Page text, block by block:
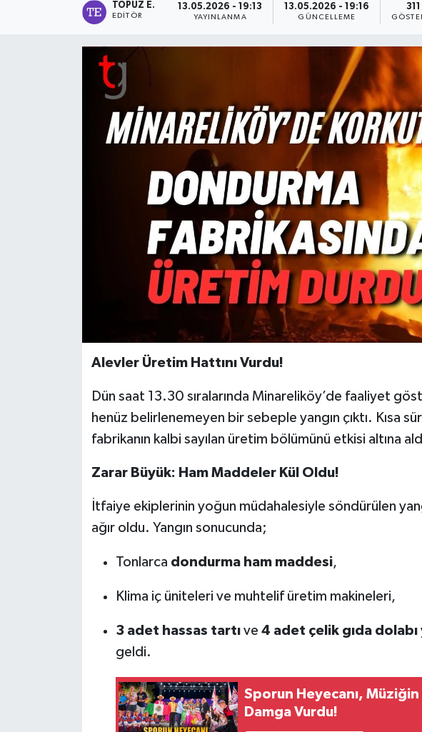
TOPUZ E.
EDITÖR
13.05.2026 - 19:13
YAYINLANMA
13.05.2026 - 19:16
GÜNCELLEME
311
Alevler Üretim Hattını Vurdu!
Dün saat 13.30 sıralarında Minareliköy’de faaliyet
henüz belirlenemeyen bir sebeple yangın çıktı. Kısa
fabrikanın kalbi sayılan üretim bölümünü etkisi altına
Zarar Büyük: Ham Maddeler Kül Oldu!
İtfaiye ekiplerinin yoğun müdahalesiyle söndürülen
ağır oldu. Yangın sonucunda;
Tonlarca dondurma ham maddesi,
Klima iç üniteleri ve muhtelif üretim makineleri,
3 adet hassas tartıve 4 adet çelik gıda dolabı
geldi.
Sporun Heyecanı,
Damga Vurdu!